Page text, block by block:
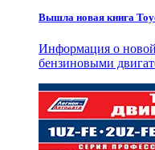
Вышла новая книга
Информация о
бензиновыми